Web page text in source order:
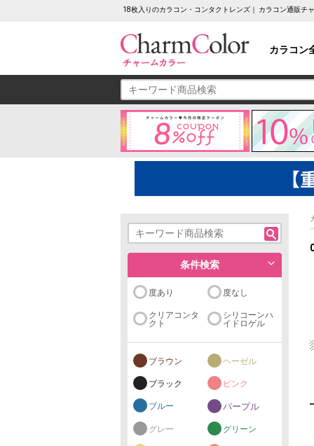
18枚入りのカラコン・コンタクトレンズ｜ カラコン通販チ
カラコン
条件検索
度あり 度なし
クリアコンタ
クト
シリコーンハ
イドロゲル
ブラウン ヘーゼル
ブラック ピンク
ブルー パープル
グレー グリーン